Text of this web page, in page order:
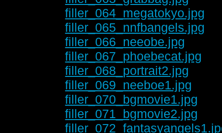
filler_064_megatokyo.jpg
filler_065_nnfbangels.jpg
filler_066_neeobe.jpg
filler_067_phoebecat.jpg
filler_068_portrait2.jpg
filler_069_neeboe1.jpg
filler_070_bgmovie1.jpg
filler_071_bgmovie2.jpg